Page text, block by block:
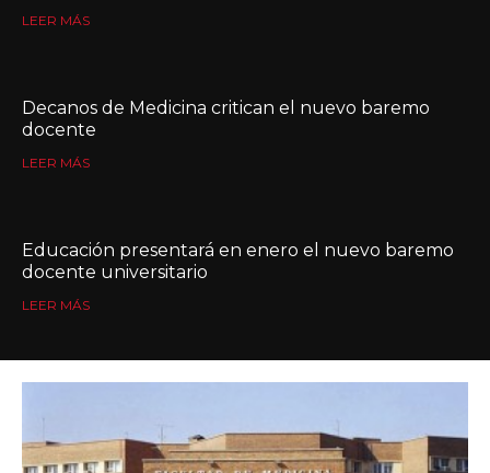
LEER MÁS
Decanos de Medicina critican el nuevo baremo
docente
LEER MÁS
Educación presentará en enero el nuevo baremo
docente universitario
LEER MÁS